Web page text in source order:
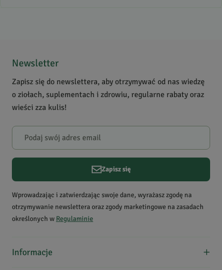
4
2
0
1
0
W naszej witrynie opinie mogą dodawać tylko osoby, które
5
Data dodania:11.11.2019
Newsletter
Zapisz się do newslettera, aby otrzymywać od nas wiedzę
o ziołach, suplementach i zdrowiu, regularne rabaty oraz
wieści zza kulis!
Zapisz się
Wprowadzając i zatwierdzając swoje dane, wyrażasz zgodę na
otrzymywanie newslettera oraz zgody marketingowe na zasadach
określonych w Regulaminie
Informacje